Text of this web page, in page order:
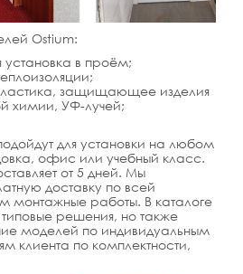
Ostium:
установка в проём;
защищающее изделия
химии, УФ-лучей;
для установки на любом
офис или учебный класс.
от 5 дней. Мы
доставку по всей
монтажные работы. В каталоге
решения, но также
моделей по индивидуальным
клиента по комплектности,